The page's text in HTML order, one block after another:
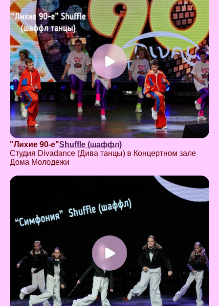
"Лихие 90-е"Shuffle (шаффл)
Студия Divadance (Дива танцы) в Концертном зале
Дома Молодежи